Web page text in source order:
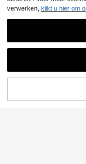
verwerken, klikt u hier om